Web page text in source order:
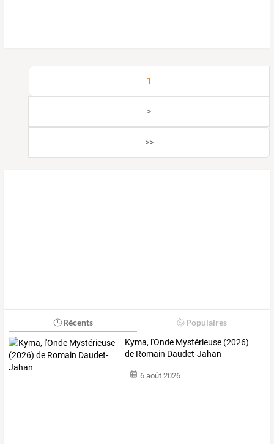
1
>
>>
Récents Populaires
Kyma, l'Onde Mystérieuse (2026)
de Romain Daudet-Jahan
6 août 2026